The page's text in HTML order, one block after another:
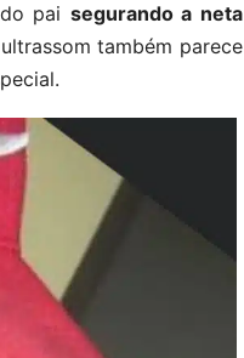
pai segurando a neta
também parece